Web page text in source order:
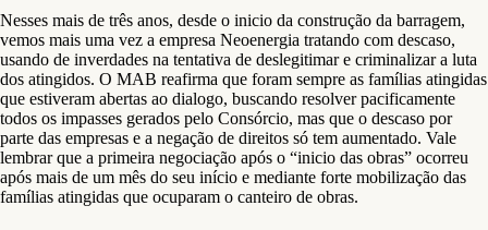
Nesses mais de três anos, desde o inicio da construção da barragem,
vemos mais uma vez a empresa Neoenergia tratando com descaso,
usando de inverdades na tentativa de deslegitimar e criminalizar a luta
dos atingidos. O MAB reafirma que foram sempre as famílias atingidas
que estiveram abertas ao dialogo, buscando resolver pacificamente
todos os impasses gerados pelo Consórcio, mas que o descaso por
parte das empresas e a negação de direitos só tem aumentado. Vale
lembrar que a primeira negociação após o “inicio das obras” ocorreu
após mais de um mês do seu início e mediante forte mobilização das
famílias atingidas que ocuparam o canteiro de obras.